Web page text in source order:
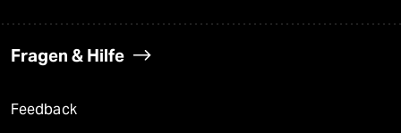
Fragen & Hilfe
Feedback